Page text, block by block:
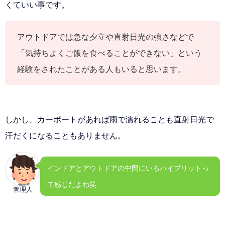
くていい事です。
アウトドアでは急な夕立や直射日光の強さなどで
「気持ちよくご飯を食べることができない」という
経験をされたことがある人もいると思います。
しかし、カーポートがあれば雨で濡れることも直射日光で
汗だくになることもありません。
管理人
インドアとアウトドアの中間にいるハイブリットっ
て感じだよね笑